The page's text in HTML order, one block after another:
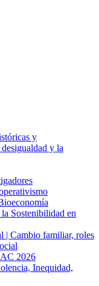
y
y la
Sostenibilidad en
| Cambio familiar, roles
2026
Inequidad,